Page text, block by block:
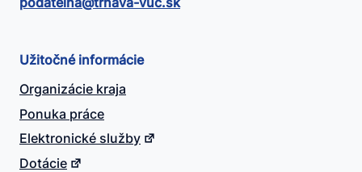
Užitočné informácie
Organizácie kraja
Ponuka práce
Elektronické služby
Dotácie